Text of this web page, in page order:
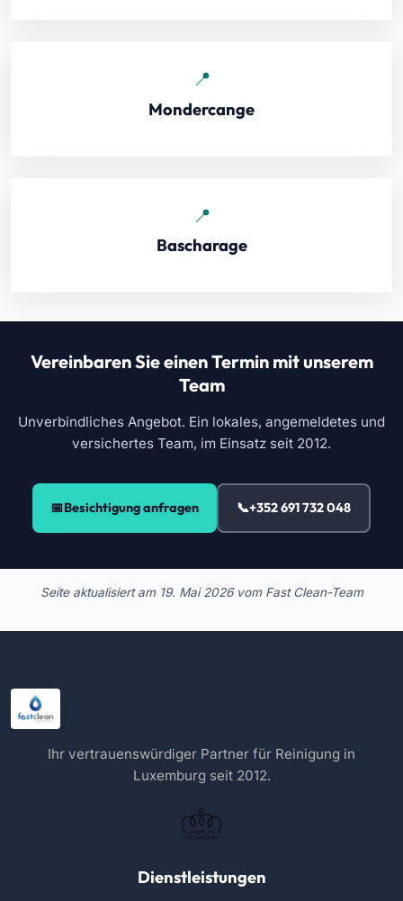
Mondercange
Bascharage
Vereinbaren Sie einen Termin mit unserem
Team
Unverbindliches Angebot. Ein lokales, angemeldetes und
versichertes Team, im Einsatz seit 2012.
Besichtigung anfragen +352 691 732 048
Seite aktualisiert am 19. Mai 2026vom Fast Clean-Team
Ihr vertrauenswürdiger Partner für Reinigung in
Luxemburg seit 2012.
Dienstleistungen